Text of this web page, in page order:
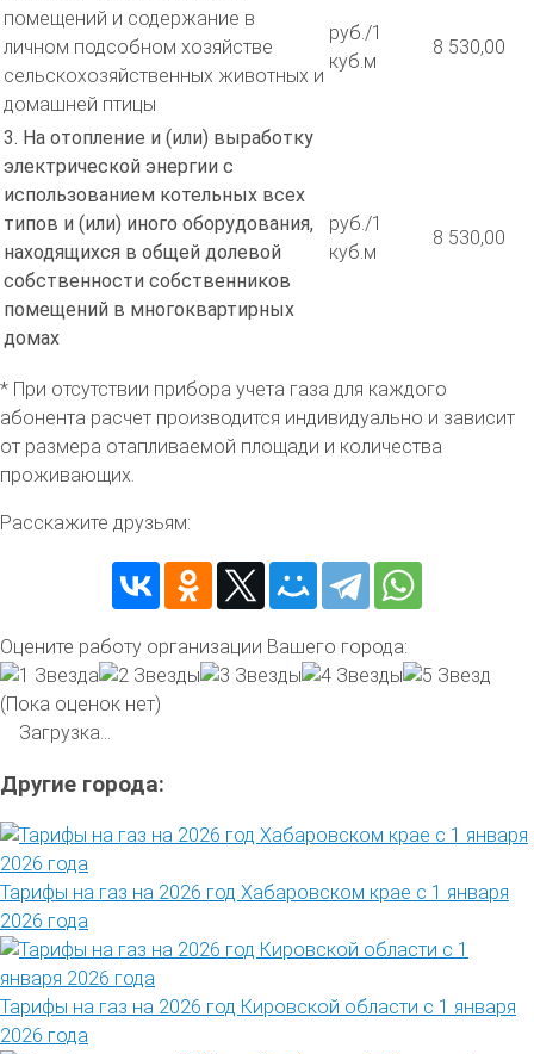
помещений и содержание в
личном подсобном хозяйстве
сельскохозяйственных животных и
домашней птицы
руб./1
куб.м
8 530,00
3. На отопление и (или) выработку
электрической энергии с
использованием котельных всех
типов и (или) иного оборудования,
находящихся в общей долевой
собственности собственников
помещений в многоквартирных
домах
руб./1
куб.м
8 530,00
* При отсутствии прибора учета газа для каждого
абонента расчет производится индивидуально и зависит
от размера отапливаемой площади и количества
проживающих.
Расскажите друзьям:
Оцените работу организации Вашего города:
(Пока оценок нет)
Загрузка...
Другие города:
Тарифы на газ на 2026 год Хабаровском крае с 1 января
2026 года
Тарифы на газ на 2026 год Кировской области с 1 января
2026 года